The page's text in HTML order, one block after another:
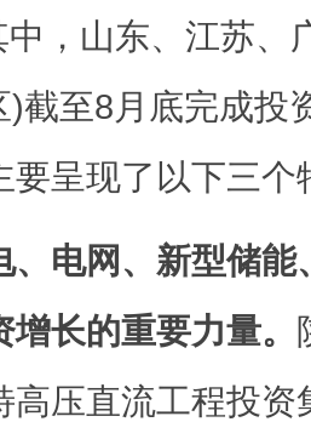
，山东、江苏、
)截至8月底完成投
要呈现了以下三个
、电网、新型储
长的重要力量。
高压直流工程投